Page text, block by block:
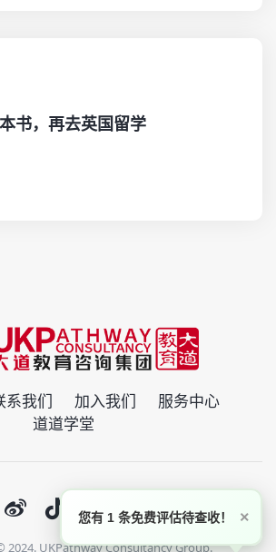
书，再去英国留学
系我们 加入我们
服务中心
道道学堂
2024. UKPathway Consultancy Group.
×
您有 1 条免费评估待查收！